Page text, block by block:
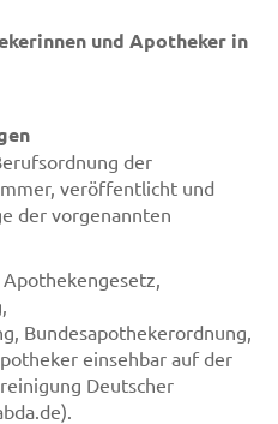
und Apotheker in
der
veröffentlicht und
der vorgenannten
Bundesapothekerordnung,
einsehbar auf der
Deutscher